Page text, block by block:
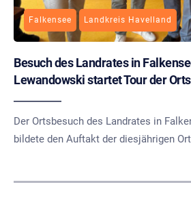
Falkensee Landkreis Havelland
Besuch des Landrates in
Lewandowski startet Tour der
Der Ortsbesuch des Landrates in
bildete den Auftakt der diesjährigen